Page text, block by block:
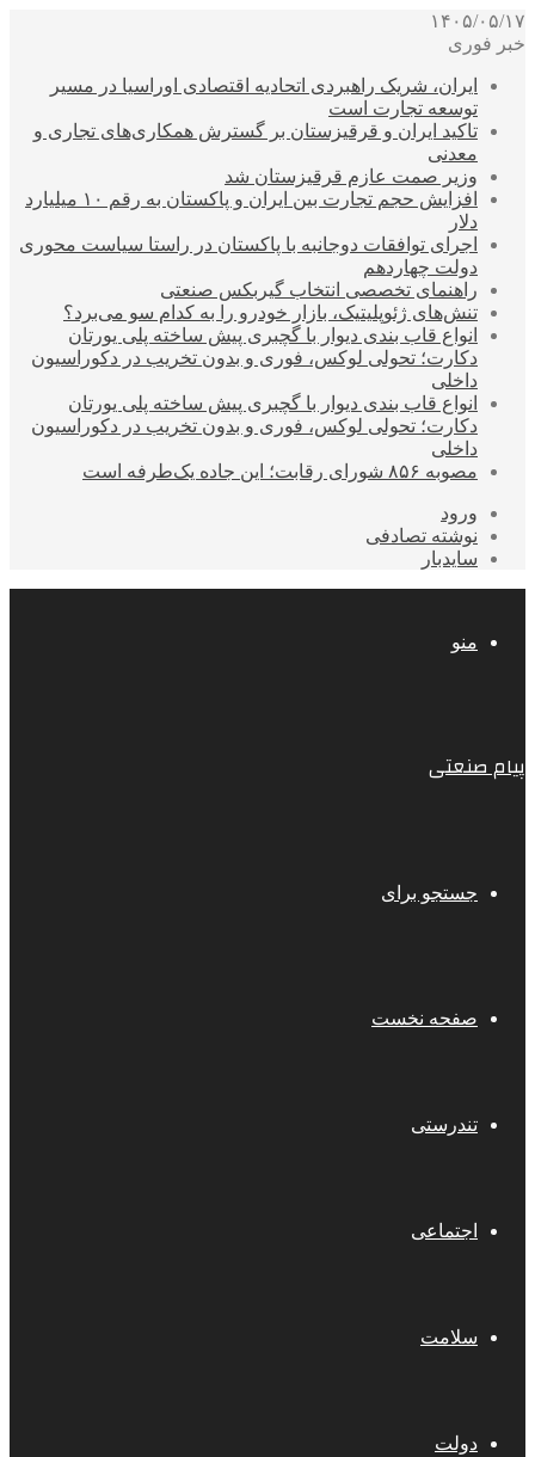
۱۴۰۵/۰۵/۱۷
خبر فوری
ایران، شریک راهبردی اتحادیه اقتصادی اوراسیا در مسیر
توسعه تجارت است
تاکید ایران و قرقیزستان بر گسترش همکاری‌های تجاری و
معدنی
وزیر صمت عازم قرقیزستان شد
افزایش حجم تجارت بین ایران و پاکستان به رقم ۱۰ میلیارد
دلار
اجرای توافقات دوجانبه با پاکستان در راستا سیاست محوری
دولت چهاردهم
راهنمای تخصصی انتخاب گیربکس صنعتی
تنش‌های ژئوپلیتیک، بازار خودرو را به کدام سو می‌برد؟
انواع قاب بندی دیوار با گچبری پیش ساخته پلی یورتان
دکارت؛ تحولی لوکس، فوری و بدون تخریب در دکوراسیون
داخلی
انواع قاب بندی دیوار با گچبری پیش ساخته پلی یورتان
دکارت؛ تحولی لوکس، فوری و بدون تخریب در دکوراسیون
داخلی
مصوبه ۸۵۶ شورای رقابت؛ این جاده یک‌طرفه است
ورود
نوشته تصادفی
سایدبار
منو
پیام صنعتی
جستجو برای
صفحه نخست
تندرستی
اجتماعی
سلامت
دولت